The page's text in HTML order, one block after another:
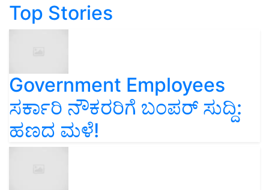
Top Stories
Government Employees
ಸರ್ಕಾರಿ ನೌಕರರಿಗೆ ಬಂಪರ್‌ ಸುದ್ದಿ:
ಹಣದ ಮಳೆ!